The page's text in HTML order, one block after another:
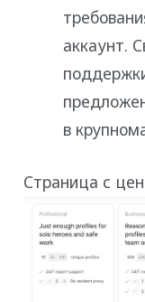
аккаунт.
в
Страница с